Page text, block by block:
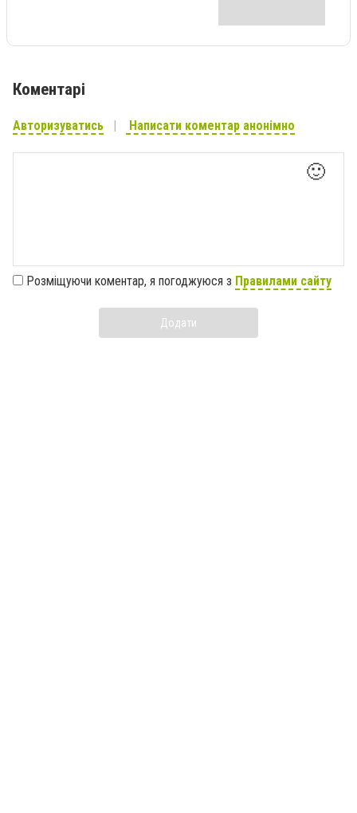
Коментарі
Авторизуватись Написати коментар анонімно
🙂
Розміщуючи коментар, я погоджуюся з Правилами сайту
Додати